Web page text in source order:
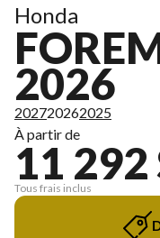
Honda
2026
202720262025
À partir de
11 292
Tous frais inclus